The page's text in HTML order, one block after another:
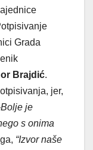
Grada
Brajdić.
jer,
je
s onima
“Izvor naše